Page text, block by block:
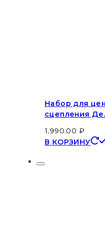
Набор для
сцепления
1,990.00 ₽
В КОРЗИНУ